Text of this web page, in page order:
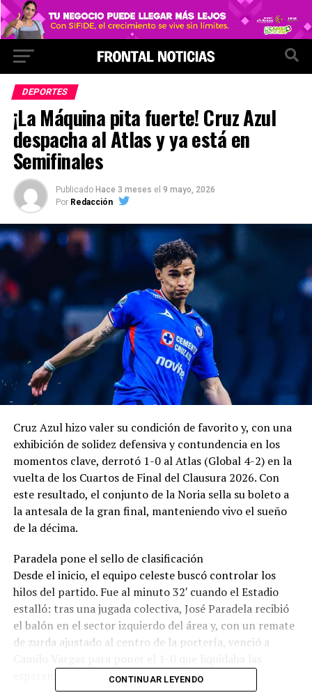
DEPORTES
¡La Máquina pita fuerte! Cruz Azul
despacha al Atlas y ya está en
Semifinales
Publicado Hace 3 meses el 9 mayo, 2026
Por Redacción
Cruz Azul hizo valer su condición de favorito y, con una
exhibición de solidez defensiva y contundencia en los
momentos clave, derrotó 1-0 al Atlas (Global 4-2) en la
vuelta de los Cuartos de Final del Clausura 2026. Con
este resultado, el conjunto de la Noria sella su boleto a
la antesala de la gran final, manteniendo vivo el sueño
de la décima.
Paradela pone el sello de clasificación
Desde el inicio, el equipo celeste buscó controlar los
hilos del partido. Fue al minuto 32′ cuando el Estadio
estalló: tras una jugada colectiva, José Paradela recibió
el balón en el sector izquierdo del área y, con un remate
de zurda ajustado al centro de la portería, venció a
esperanzas rojinegras.CONTINUAR LEYENDO